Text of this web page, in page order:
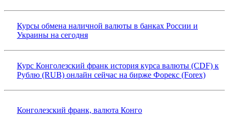
Курсы обмена наличной валюты в банках России и
Украины на сегодня
Курс Конголезский франк история курса валюты (CDF) к
Рублю (RUB) онлайн сейчас на бирже Форекс (Forex)
Конголезский франк, валюта Конго